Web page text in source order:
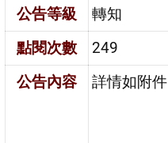
公告等級
轉知
點閱次數
249
公告內容
詳情如附件